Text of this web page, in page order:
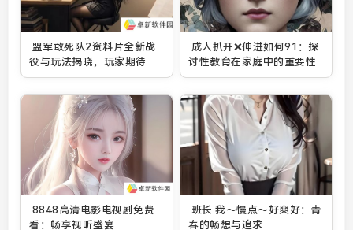
盟军敢死队2资料片全新战
役与玩法揭晓，玩家期待值
大幅提升
成人扒开❌伸进如何91：探
讨性教育在家庭中的重要性
8848高清电影电视剧免费
看：畅享视听盛宴
班长 我～慢点～好爽好：青
春的畅想与追求